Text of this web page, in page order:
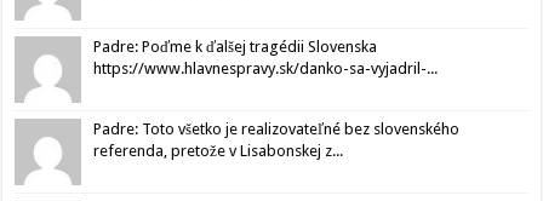
Padre: Poďme k ďalšej tragédii Slovenska
https://www.hlavnespravy.sk/danko-sa-vyjadril-...
Padre: Toto všetko je realizovateľné bez slovenského
referenda, pretože v Lisabonskej z...